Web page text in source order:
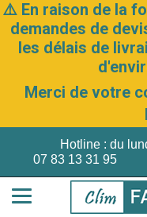
⚠️ En raison de la
demandes de
les délais de
Merci de votre
07 83 13 31 95
Hotline : du